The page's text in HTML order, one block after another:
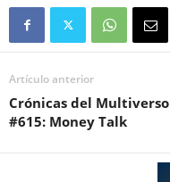
Artículo anterior
Crónicas del Multiverso
#615: Money Talk